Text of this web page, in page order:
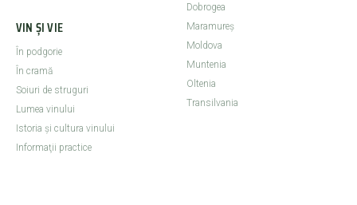
VIN ȘI VIE
În podgorie
În cramă
Soiuri de struguri
Lumea vinului
Istoria şi cultura vinului
Informaţii practice
Dobrogea
Maramureş
Moldova
Muntenia
Oltenia
Transilvania